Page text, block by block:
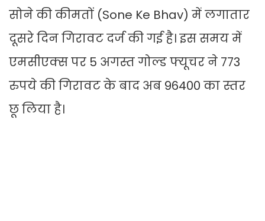
सोने की कीमतों (Sone Ke Bhav) में लगातार
दूसरे दिन गिरावट दर्ज की गई है। इस समय में
एमसीएक्स पर 5 अगस्त गोल्ड फ्यूचर ने 773
रुपये की गिरावट के बाद अब 96400 का स्तर
छू लिया है।